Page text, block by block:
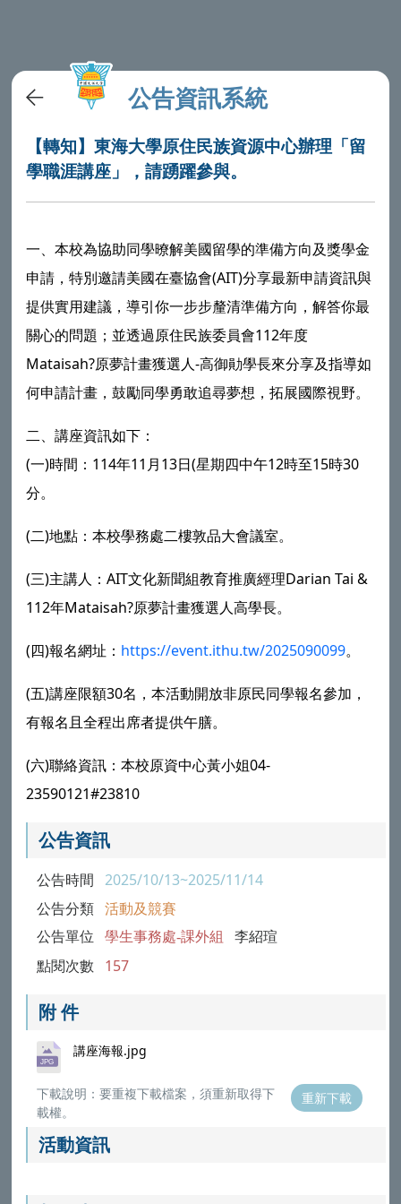
公告資訊系統
【轉知】東海大學原住民族資源中心辦理「留
學職涯講座」，請踴躍參與。
一、本校為協助同學暸解美國留學的準備方向及獎學金
申請，特別邀請美國在臺協會(AIT)分享最新申請資訊與
提供實用建議，導引你一步步釐清準備方向，解答你最
關心的問題；並透過原住民族委員會112年度
Mataisah?原夢計畫獲選人-高御勛學長來分享及指導如
何申請計畫，鼓勵同學勇敢追尋夢想，拓展國際視野。
二、講座資訊如下：
(一)時間：114年11月13日(星期四中午12時至15時30
分。
(二)地點：本校學務處二樓敦品大會議室。
(三)主講人：AIT文化新聞組教育推廣經理Darian Tai &
112年Mataisah?原夢計畫獲選人高學長。
(四)報名網址： https://event.ithu.tw/2025090099。
(五)講座限額30名，本活動開放非原民同學報名參加，
有報名且全程出席者提供午膳。
(六)聯絡資訊：本校原資中心黃小姐04-
23590121#23810
公告資訊
公告時間 2025/10/13~2025/11/14
公告分類 活動及競賽
公告單位 學生事務處-課外組 李紹瑄
點閱次數 157
附 件
講座海報.jpg
下載說明：要重複下載檔案，須重新取得下
載權。
重新下載
活動資訊